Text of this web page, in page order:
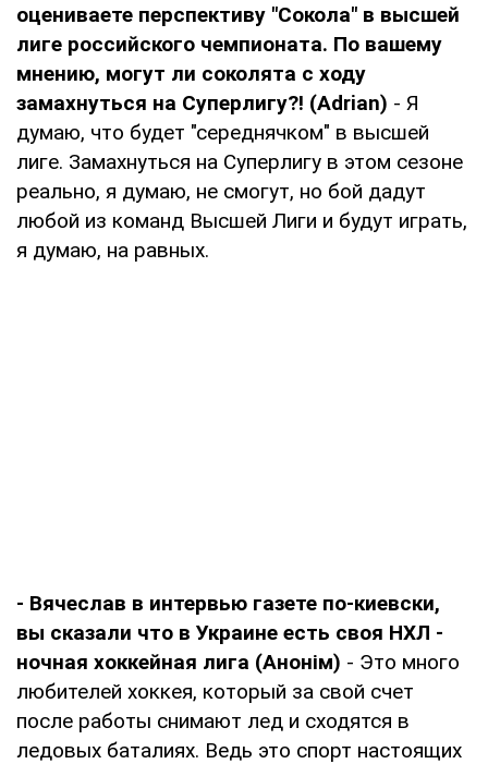
оцениваете перспективу "Сокола" в высшей
лиге российского чемпионата. По вашему
мнению, могут ли соколята с ходу
замахнуться на Суперлигу?! (Adrian) - Я
думаю, что будет "середнячком" в высшей
лиге. Замахнуться на Суперлигу в этом сезоне
реально, я думаю, не смогут, но бой дадут
любой из команд Высшей Лиги и будут играть,
я думаю, на равных.
- Вячеслав в интервью газете по-киевски,
вы сказали что в Украине есть своя НХЛ -
ночная хоккейная лига (Анонім) - Это много
любителей хоккея, который за свой счет
после работы снимают лед и сходятся в
ледовых баталиях. Ведь это спорт настоящих